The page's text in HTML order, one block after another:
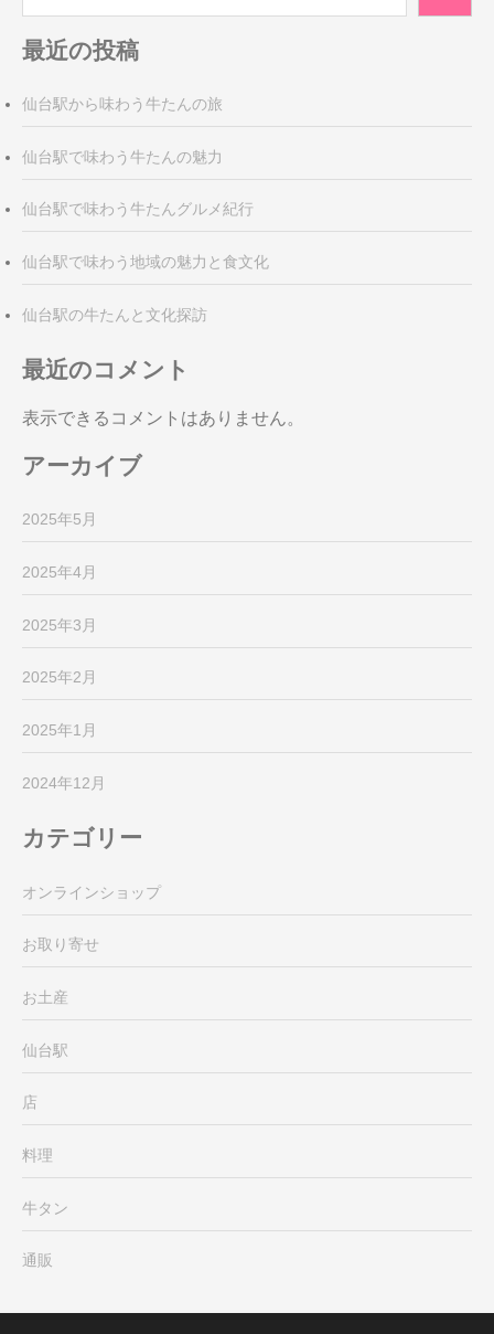
ー
シ
ン
最近の投稿
仙台駅から味わう牛たんの旅
仙台駅で味わう牛たんの魅力
仙台駅で味わう牛たんグルメ紀行
仙台駅で味わう地域の魅力と食文化
仙台駅の牛たんと文化探訪
最近のコメント
表示できるコメントはありません。
アーカイブ
2025年5月
2025年4月
2025年3月
2025年2月
2025年1月
2024年12月
カテゴリー
オンラインショップ
お取り寄せ
お土産
仙台駅
店
料理
牛タン
通販